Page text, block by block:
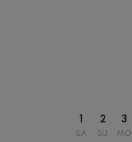
SA
2
SU
3
MO